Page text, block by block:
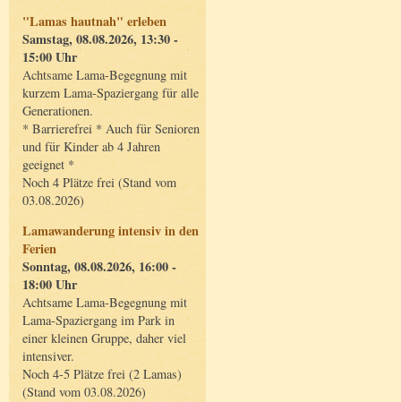
"Lamas hautnah" erleben
Samstag, 08.08.2026, 13:30 -
15:00 Uhr
Achtsame Lama-Begegnung mit
kurzem Lama-Spaziergang für alle
Generationen.
* Barrierefrei * Auch für Senioren
und für Kinder ab 4 Jahren
geeignet *
Noch 4 Plätze frei (Stand vom
03.08.2026)
Lamawanderung intensiv in den
Ferien
Sonntag, 08.08.2026, 16:00 -
18:00 Uhr
Achtsame Lama-Begegnung mit
Lama-Spaziergang im Park in
einer kleinen Gruppe, daher viel
intensiver.
Noch 4-5 Plätze frei (2 Lamas)
(Stand vom 03.08.2026)